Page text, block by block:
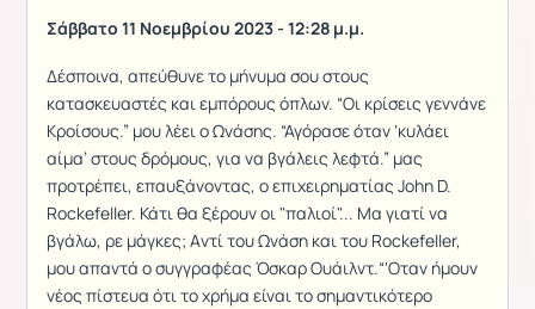
Σάββατο 11 Νοεμβρίου 2023 - 12:28 μ.μ.
Δέσποινα, απεύθυνε το μήνυμα σου στους
κατασκευαστές και εμπόρους όπλων. “Οι κρίσεις γεννάνε
Κροίσους.” μου λέει ο Ωνάσης. “Αγόρασε όταν ‘κυλάει
αίμα’ στους δρόμους, για να βγάλεις λεφτά.” μας
προτρέπει, επαυξάνοντας, ο επιχειρηματίας John D.
Rockefeller. Κάτι θα ξέρουν οι "παλιοί"... Μα γιατί να
βγάλω, ρε μάγκες; Aντί του Ωνάση και του Rockefeller,
μου απαντά ο συγγραφέας Όσκαρ Ουάιλντ.“‘Oταν ήμουν
νέος πίστευα ότι το χρήμα είναι το σημαντικότερο